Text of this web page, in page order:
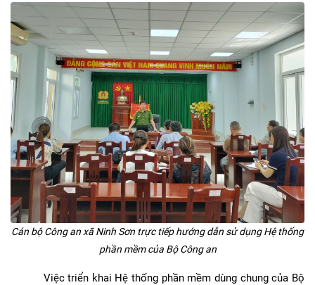
Cán bộ Công an xã Ninh Sơn trực tiếp hướng dẫn sử dụng Hệ thống
phần mềm của Bộ Công an
Việc triển khai Hệ thống phần mềm dùng chung của Bộ